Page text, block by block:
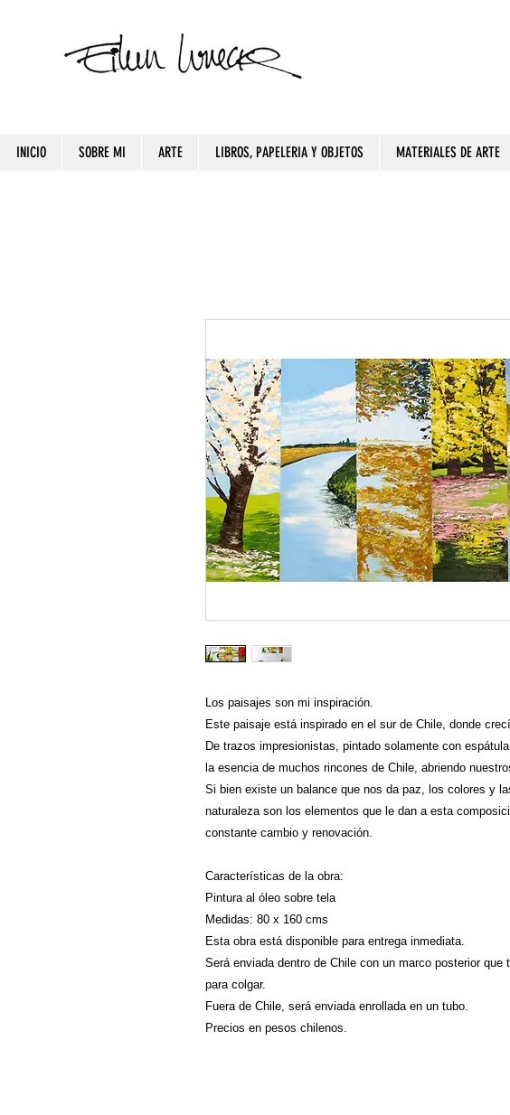
INICIO SOBRE MI ARTE LIBROS, PAPELERIA Y OBJETOS MATERIALES DE ARTE
Los paisajes son mi inspiración.
Este paisaje está inspirado en el sur de Chile, donde
De trazos impresionistas, pintado solamente con
la esencia de muchos rincones de Chile, abriendo
Si bien existe un balance que nos da paz, los colores y
naturaleza son los elementos que le dan a esta
constante cambio y renovación.
Características de la obra:
Pintura al óleo sobre tela
Medidas: 80 x 160 cms
Esta obra está disponible para entrega inmediata.
Será enviada dentro de Chile con un marco posterior que
para colgar.
Fuera de Chile, será enviada enrollada en un tubo.
Precios en pesos chilenos.